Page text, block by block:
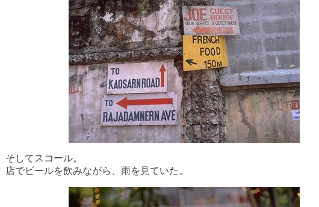
そしてスコール。
店でビールを飲みながら、雨を見ていた。